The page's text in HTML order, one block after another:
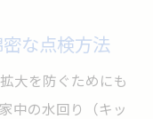
な点検方法
大を防ぐためにも
中の水回り（キッ